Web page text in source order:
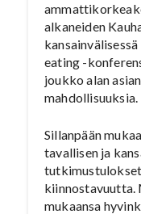
alkaneiden
eating -
joukko alan
mahdollisuuksia.
Sillanpään
tavallisen ja
kiinnostavuutta.
mukaansa